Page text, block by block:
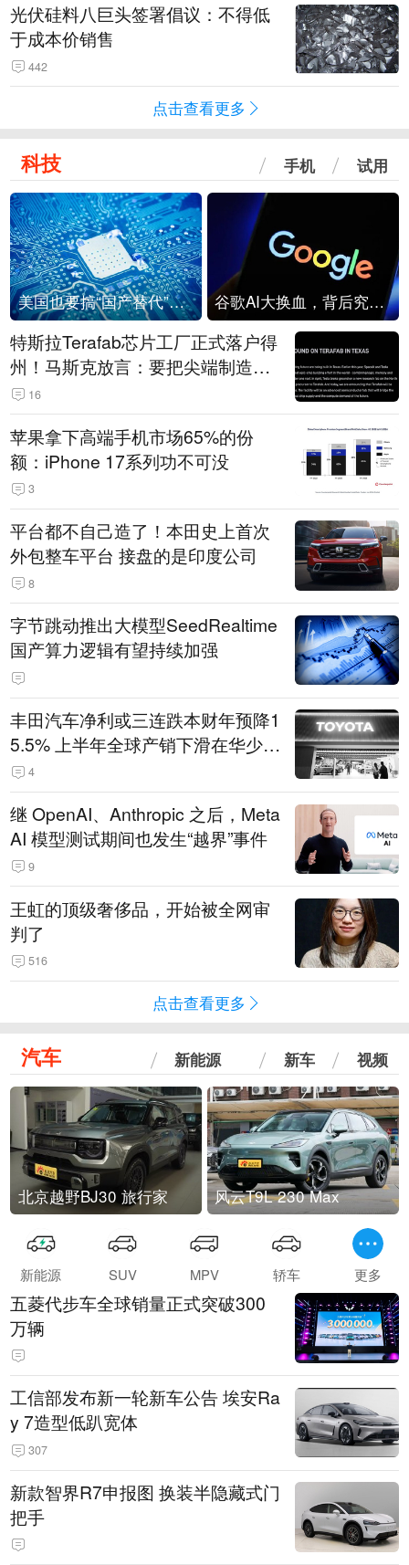
光伏硅料八巨头签署倡议：不得低
于成本价销售
442
点击查看更多
科技 手机 试用
美国也要搞“国产替代”？先算清三笔账 谷歌AI大换血，背后究竟发生了什么？
特斯拉Terafab芯片工厂正式落户得
州！马斯克放言：要把尖端制造带
回美国
16
苹果拿下高端手机市场65%的份
额：iPhone 17系列功不可没
3
平台都不自己造了！本田史上首次
外包整车平台 接盘的是印度公司
8
字节跳动推出大模型SeedRealtime
国产算力逻辑有望持续加强
丰田汽车净利或三连跌本财年预降1
5.5% 上半年全球产销下滑在华少卖
14.3万辆
4
继 OpenAI、Anthropic 之后，Meta
AI 模型测试期间也发生“越界”事件
9
王虹的顶级奢侈品，开始被全网审
判了
516
点击查看更多
汽车 新能源 新车 视频
北京越野BJ30 旅行家 风云T9L 230 Max
新能源 SUV MPV 轿车 更多
五菱代步车全球销量正式突破300
万辆
工信部发布新一轮新车公告 埃安Ra
y 7造型低趴宽体
307
新款智界R7申报图 换装半隐藏式门
把手